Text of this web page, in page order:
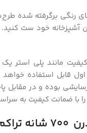
رنگی برگرفته شده
آشپزخانه خود ست
مانند پلی
قابل استفاده
بوده و در مقابل
با ضمانت کیفیت به
700 شانه تراکم 3300